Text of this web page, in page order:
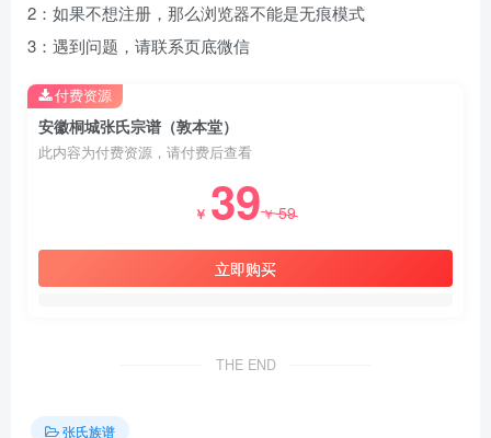
2：如果不想注册，那么浏览器不能是无痕模式
3：遇到问题，请联系页底微信
安徽桐城张氏宗谱（敦本堂）
此内容为付费资源，请付费后查看
￥ 39￥59
立即购买
付费资源
THE END
张氏族谱